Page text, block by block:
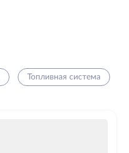
Топливная система